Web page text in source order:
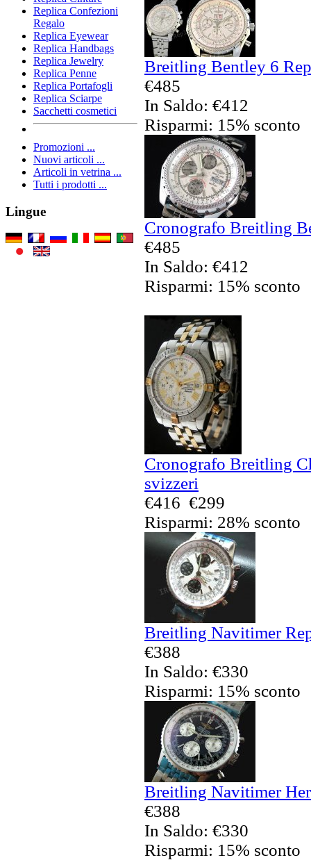
Replica Confezioni
Regalo
Replica Eyewear
Replica Handbags
Replica Jewelry
Replica Penne
Replica Portafogli
Replica Sciarpe
Sacchetti cosmetici
Promozioni ...
Nuovi articoli ...
Articoli in vetrina ...
Tutti i prodotti ...
Lingue
Breitling Bentley 6
€485
In Saldo: €412
Risparmi: 15% sconto
Cronografo Breitling
€485
In Saldo: €412
Risparmi: 15% sconto
Cronografo Breitling
svizzeri
€416 €299
Risparmi: 28% sconto
Breitling Navitimer
€388
In Saldo: €330
Risparmi: 15% sconto
Breitling Navitimer
€388
In Saldo: €330
Risparmi: 15% sconto